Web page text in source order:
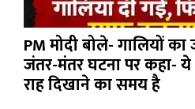
PM मोदी बोले- गालियों
जंतर-मंतर घटना पर कहा- ये
राह दिखाने का समय है